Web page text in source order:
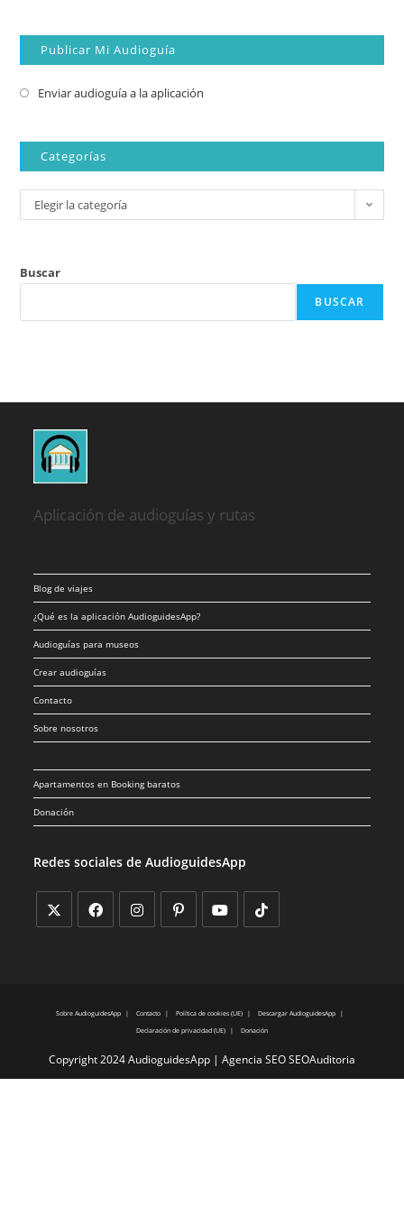
Publicar Mi Audioguía
Enviar audioguía a la aplicación
Categorías
Elegir la categoría
Buscar
BUSCAR
Aplicación de audioguías y rutas
Blog de viajes
¿Qué es la aplicación AudioguidesApp?
Audioguías para museos
Crear audioguías
Contacto
Sobre nosotros
Apartamentos en Booking baratos
Donación
Redes sociales de AudioguidesApp
Sobre AudioguidesApp Contacto Política de cookies (UE)
Descargar AudioguidesApp
Declaración de privacidad (UE)
Donación
Copyright 2024 AudioguidesApp | Agencia SEO SEOAuditoria